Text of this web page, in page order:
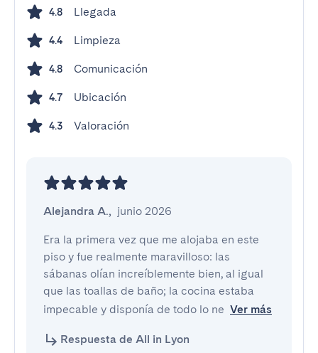
4.8 Llegada
4.4 Limpieza
4.8 Comunicación
4.7 Ubicación
4.3 Valoración
Alejandra A., junio 2026
Era la primera vez que me alojaba en este
piso y fue realmente maravilloso: las
sábanas olían increíblemente bien, al igual
que las toallas de baño; la cocina estaba
impecable y disponía de todo lo ne Ver más
Respuesta de All in Lyon